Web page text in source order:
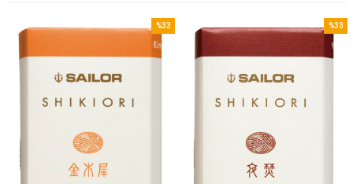
%33
İndirim
%33İndirim
%33
İndirim